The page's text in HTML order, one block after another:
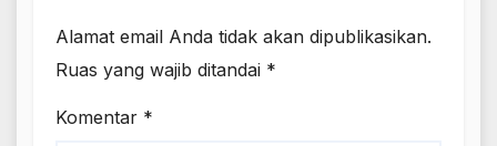
Alamat email Anda tidak akan dipublikasikan.
Ruas yang wajib ditandai *
Komentar *